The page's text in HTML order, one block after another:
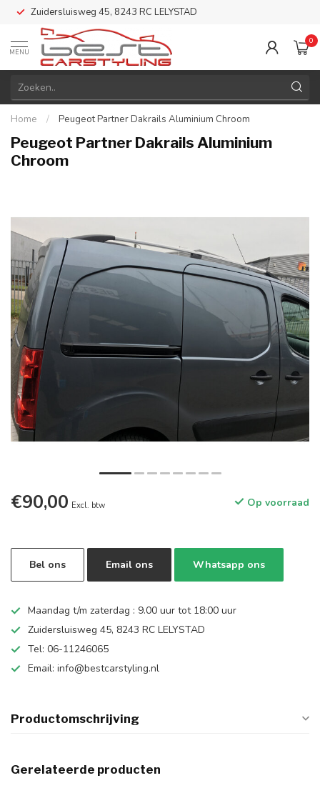
Zuidersluisweg 45, 8243 RC LELYSTAD
MENU
0
Home / Peugeot Partner Dakrails Aluminium Chroom
Peugeot Partner Dakrails Aluminium
Chroom
€90,00 Excl. btw Op voorraad
Bel ons Email ons Whatsapp ons
Maandag t/m zaterdag : 9.00 uur tot 18:00 uur
Zuidersluisweg 45, 8243 RC LELYSTAD
Tel: 06-11246065
Email: info@bestcarstyling.nl
Productomschrijving
Gerelateerde producten